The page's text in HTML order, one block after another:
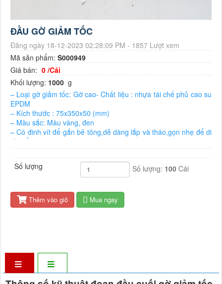
ĐẦU GỜ GIẢM TỐC
Đăng ngày 18-12-2023 02:28:09 PM - 1857 Lượt xem
Mã sản phẩm: S000949
Giá bán: 0 /Cái
Khối lượng: 1000 g
– Loại gờ giảm tốc: Gờ cao- Chất liệu : nhựa tái chế phủ cao su
EPDM
– Kích thước : 75x350x50 (mm)
– Màu sắc: Màu vàng, đen
– Có đinh vít để gắn bê tông,dễ dàng lắp và tháo,gọn nhẹ để di
chuyển.
Số lượng Số lượng: 100 Cái
Thêm vào giỏ Mua ngay